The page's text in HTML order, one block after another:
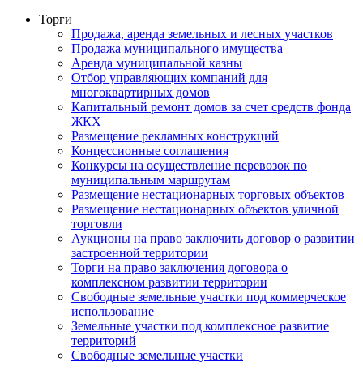
Торги
Продажа, аренда земельных и лесных участков
Продажа муниципального имущества
Аренда муниципальной казны
Отбор управляющих компаний для
многоквартирных домов
Капитальный ремонт домов за счет средств фонда
ЖКХ
Размещение рекламных конструкций
Концессионные соглашения
Конкурсы на осуществление перевозок по
муниципальным маршрутам
Размещение нестационарных торговых объектов
Размещение нестационарных объектов уличной
торговли
Аукционы на право заключить договор о развитии
застроенной территории
Торги на право заключения договора о
комплексном развитии территории
Свободные земельные участки под коммерческое
использование
Земельные участки под комплексное развитие
территорий
Свободные земельные участки